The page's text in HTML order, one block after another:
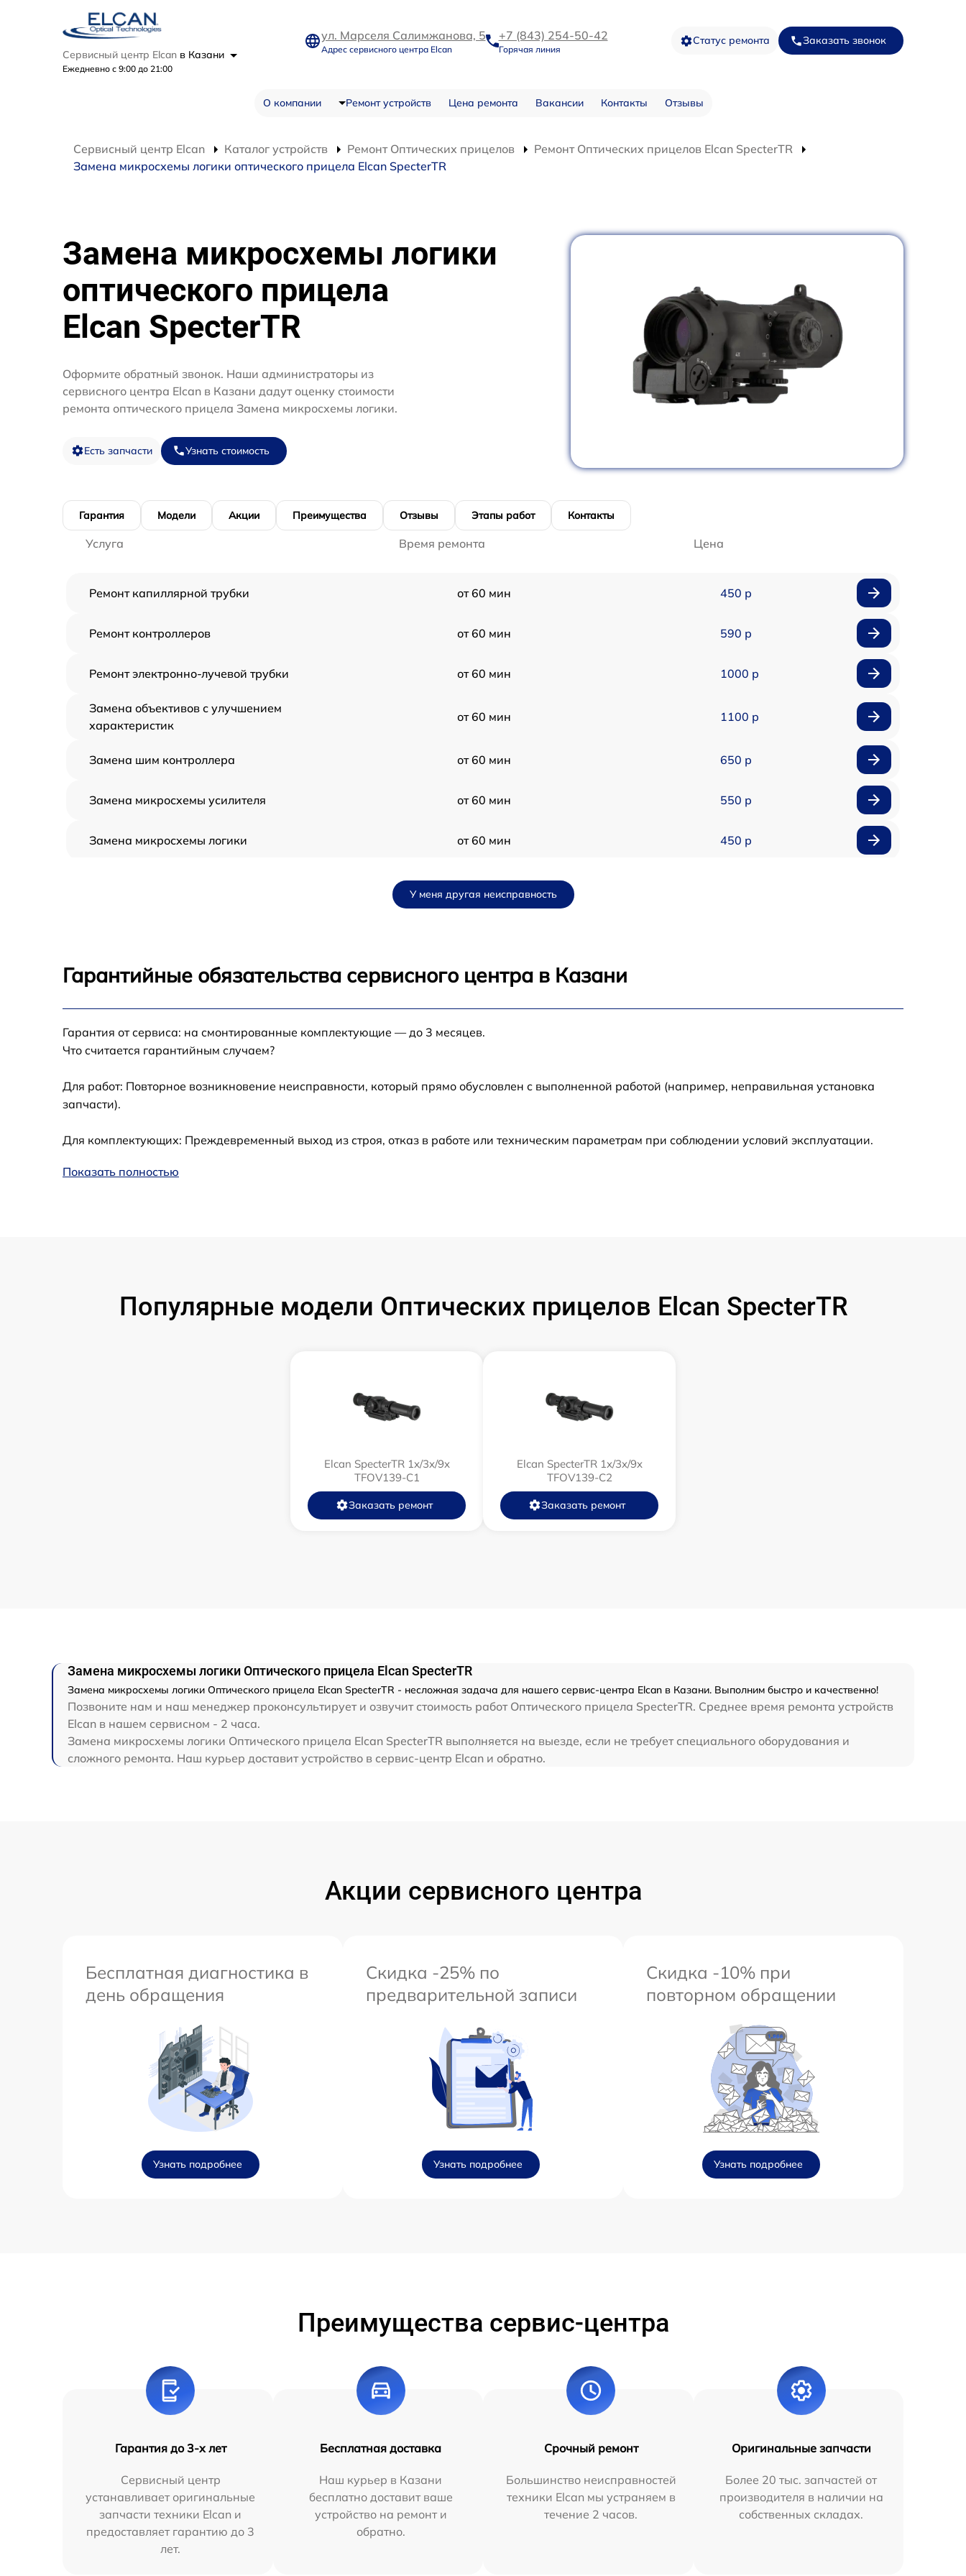
Сервисный центр Elcan в Казани
Ежедневно с 9:00 до 21:00
ул. Марселя Салимжанова, 5
Адрес сервисного центра Elcan
+7 (843) 254-50-42
Горячая линия
Статус ремонта Заказать звонок
О компании Ремонт устройств Цена ремонта Вакансии Контакты Отзывы
Сервисный центр Elcan Каталог устройств Ремонт Оптических прицелов
Ремонт Оптических прицелов Elcan SpecterTR
Замена микросхемы логики оптического прицела Elcan SpecterTR
Замена микросхемы логики
оптического прицела
Elcan SpecterTR
Оформите обратный звонок. Наши администраторы из
сервисного центра Elcan в Казани дадут оценку стоимости
ремонта оптического прицела Замена микросхемы логики.
Есть запчасти Узнать стоимость
Гарантия Модели Акции Преимущества Отзывы Этапы работ Контакты
Услуга Время ремонта Цена
Ремонт капиллярной трубки от 60 мин 450 р
Ремонт контроллеров от 60 мин 590 р
Ремонт электронно-лучевой трубки от 60 мин 1000 р
Замена объективов с улучшением
характеристик
от 60 мин 1100 р
Замена шим контроллера от 60 мин 650 р
Замена микросхемы усилителя от 60 мин 550 р
Замена микросхемы логики от 60 мин 450 р
от 60 мин
Калибровка и настройка тепловизора
Ремонт датчика синхроимпульсов от 60 мин 1550 р
Ремонт оптики
Восстановление питания от 60 мин 650 р
Замена корпуса
от 60 мин
У меня другая неисправность
Гарантийные обязательства сервисного центра в Казани
Гарантия от сервиса: на смонтированные комплектующие — до 3 месяцев.
Что считается гарантийным случаем?
Для работ: Повторное возникновение неисправности, который прямо обусловлен с выполненной работой (например, неправильная установка
запчасти).
Для комплектующих: Преждевременный выход из строя, отказ в работе или техническим параметрам при соблюдении условий эксплуатации.
Показать полностью
Популярные модели Оптических прицелов Elcan SpecterTR
Elcan SpecterTR 1x/3x/9x
TFOV139-C1
Заказать ремонт
Elcan SpecterTR 1x/3x/9x
TFOV139-C2
Заказать ремонт
Замена микросхемы логики Оптического прицела Elcan SpecterTR
Замена микросхемы логики Оптического прицела Elcan SpecterTR - несложная задача для нашего сервис-центра Elcan в Казани. Выполним быстро и качественно!
Позвоните нам и наш менеджер проконсультирует и озвучит стоимость работ Оптического прицела SpecterTR. Среднее время ремонта устройств
Elcan в нашем сервисном - 2 часа.
Замена микросхемы логики Оптического прицела Elcan SpecterTR выполняется на выезде, если не требует специального оборудования и
сложного ремонта. Наш курьер доставит устройство в сервис-центр Elcan и обратно.
Акции сервисного центра
Бесплатная диагностика в
день обращения
Узнать подробнее
Скидка -25% по
предварительной записи
Узнать подробнее
Скидка -10% при
повторном обращении
Узнать подробнее
Преимущества сервис-центра
Гарантия до 3-х лет
Сервисный центр
устанавливает оригинальные
запчасти техники Elcan и
предоставляет гарантию до 3
лет.
Бесплатная доставка
Наш курьер в Казани
бесплатно доставит ваше
устройство на ремонт и
обратно.
Срочный ремонт
Большинство неисправностей
техники Elcan мы устраняем в
течение 2 часов.
Оригинальные запчасти
Более 20 тыс. запчастей от
производителя в наличии на
собственных складах.